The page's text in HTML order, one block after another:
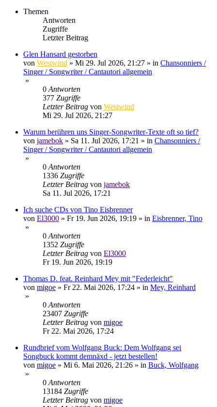
Themen
Antworten
Zugriffe
Letzter Beitrag
Glen Hansard gestorben
von Westwind » Mi 29. Jul 2026, 21:27 » in Chansonniers /
Singer / Songwriter / Cantautori allgemein
»
0Antworten
377 Zugriffe
Letzter Beitrag von Westwind
Mi 29. Jul 2026, 21:27
Warum berühren uns Singer-Songwriter-Texte oft so tief?
von jamebok » Sa 11. Jul 2026, 17:21 » in Chansonniers /
Singer / Songwriter / Cantautori allgemein
»
0Antworten
1336 Zugriffe
Letzter Beitrag von jamebok
Sa 11. Jul 2026, 17:21
Ich suche CDs von Tino Eisbrenner
von El3000 » Fr 19. Jun 2026, 19:19 » in Eisbrenner, Tino
»
0Antworten
1352 Zugriffe
Letzter Beitrag von El3000
Fr 19. Jun 2026, 19:19
Thomas D. feat. Reinhard Mey mit "Federleicht"
von migoe » Fr 22. Mai 2026, 17:24 » in Mey, Reinhard
»
0Antworten
23407 Zugriffe
Letzter Beitrag von migoe
Fr 22. Mai 2026, 17:24
Rundbrief vom Wolfgang Buck: Dem Wolfgang sei
Songbuck kommt demnäxd - jetzt bestellen!
von migoe » Mi 6. Mai 2026, 21:26 » in Buck, Wolfgang
»
0Antworten
13184 Zugriffe
Letzter Beitrag von migoe